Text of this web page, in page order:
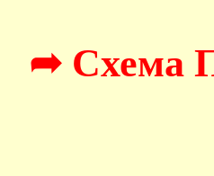
➦ Схема